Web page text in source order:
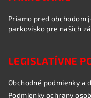
Priamo pred obchodom
parkovisko pre našich
LEGISLATÍVNE
Obchodné podmienky a
Podmienky ochrany